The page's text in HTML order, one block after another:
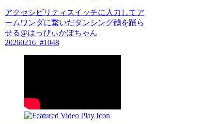
アクセシビリティスイッチに入力してア
ームワンダに繋いだダンシング鶴を踊ら
せる@はっぴぃかぼちゃん
20260216_#1048